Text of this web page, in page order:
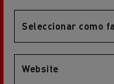
Seleccionar como
Website